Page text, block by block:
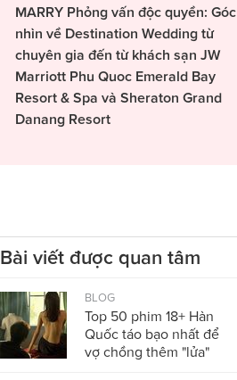
MARRY Phỏng vấn độc quyền: Góc
nhìn về Destination Wedding từ
chuyên gia đến từ khách sạn JW
Marriott Phu Quoc Emerald Bay
Resort & Spa và Sheraton Grand
Danang Resort
Bài viết được quan tâm
BLOG
Top 50 phim 18+ Hàn
Quốc táo bạo nhất để
vợ chồng thêm "lửa"